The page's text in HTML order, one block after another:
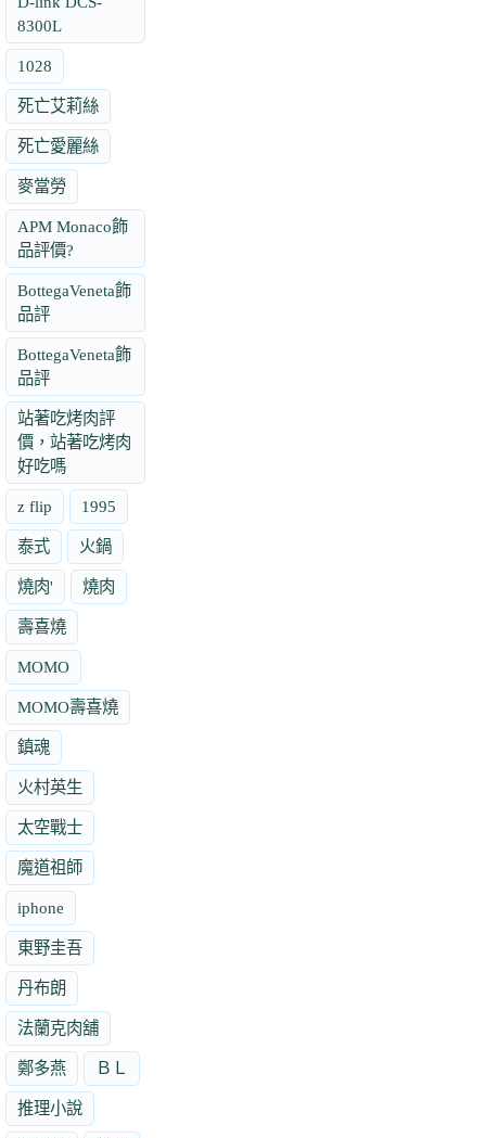
8300L
1028
死亡艾莉絲
死亡愛麗絲
麥當勞
APM Monaco飾
品評價?
BottegaVeneta飾
品評
BottegaVeneta飾
品評
站著吃烤肉評
價，站著吃烤肉
好吃嗎
z flip 1995
泰式 火鍋
燒肉' 燒肉
壽喜燒
MOMO
MOMO壽喜燒
鎮魂
火村英生
太空戰士
魔道祖師
iphone
東野圭吾
丹布朗
法蘭克肉舖
鄭多燕 ＢＬ
推理小說